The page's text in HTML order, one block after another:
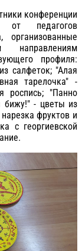
конференции
от педагогов
организованные
профиля:
салфеток; "Алая
тарелочка" -
роспись; "Панно
бижу!" - цветы из
фруктов и
с георгиевской